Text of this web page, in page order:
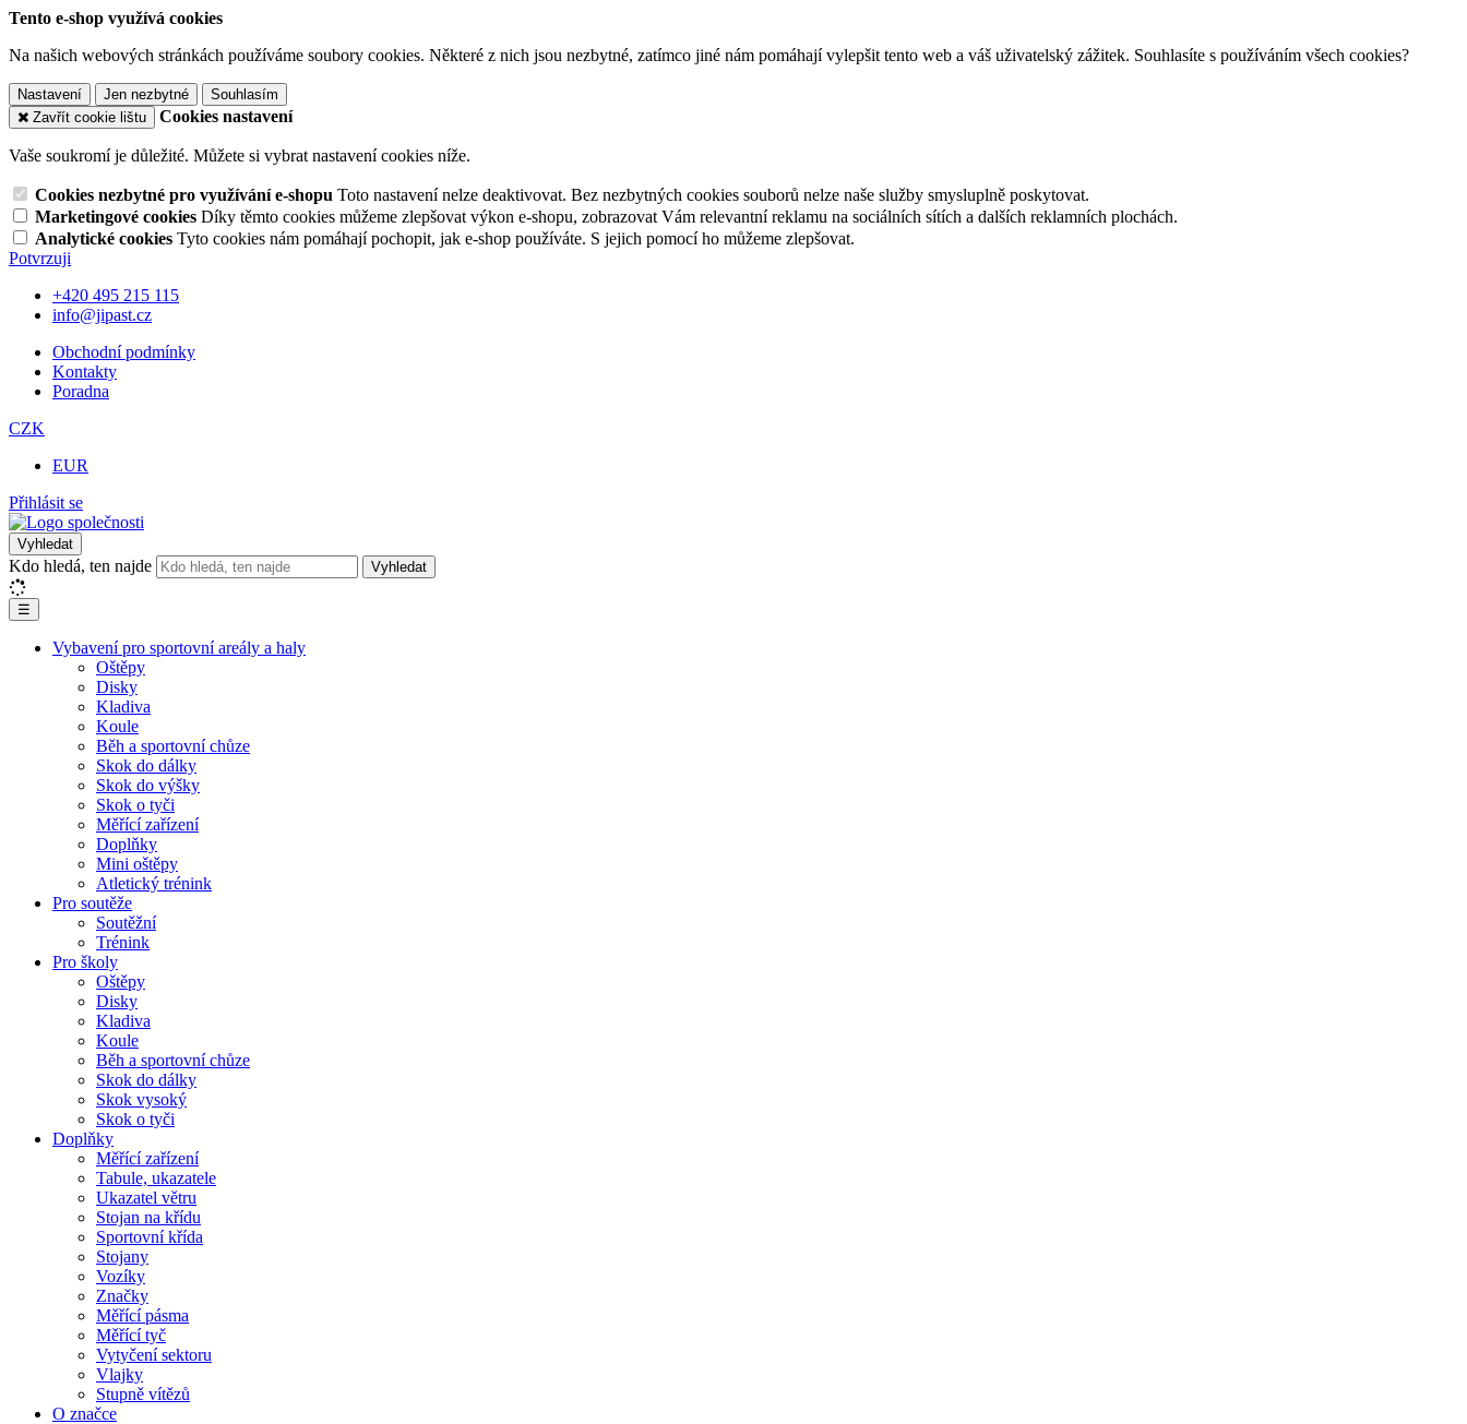
Tento e-shop využívá cookies
Na našich webových stránkách používáme soubory cookies. Některé z nich jsou nezbytné, zatímco jiné nám pomáhají vylepšit tento web a váš uživatelský zážitek. Souhlasíte s používáním všech cookies?
Nastavení Jen nezbytné
Souhlasím
Zavřít cookie lištu
Cookies nastavení
Vaše soukromí je důležité. Můžete si vybrat nastavení cookies níže.
Cookies nezbytné pro využívání e-shopu Toto nastavení nelze deaktivovat. Bez nezbytných cookies souborů nelze naše služby smysluplně poskytovat.
Marketingové cookies Díky těmto cookies můžeme zlepšovat výkon e-shopu, zobrazovat Vám relevantní reklamu na sociálních sítích a dalších reklamních plochách.
Analytické cookies Tyto cookies nám pomáhají pochopit, jak e-shop používáte. S jejich pomocí ho můžeme zlepšovat.
Potvrzuji
+420 495 215 115
info@jipast.cz
Obchodní podmínky
Kontakty
Poradna
CZK
EUR
Přihlásit se
Vyhledat
Kdo hledá, ten najde Vyhledat
☰
Vybavení pro sportovní areály a haly
Oštěpy
Disky
Kladiva
Koule
Běh a sportovní chůze
Skok do dálky
Skok do výšky
Skok o tyči
Měřící zařízení
Doplňky
Mini oštěpy
Atletický trénink
Pro soutěže
Soutěžní
Trénink
Pro školy
Oštěpy
Disky
Kladiva
Koule
Běh a sportovní chůze
Skok do dálky
Skok vysoký
Skok o tyči
Doplňky
Měřící zařízení
Tabule, ukazatele
Ukazatel větru
Stojan na křídu
Sportovní křída
Stojany
Vozíky
Značky
Měřící pásma
Měřící tyč
Vytyčení sektoru
Vlajky
Stupně vítězů
O značce